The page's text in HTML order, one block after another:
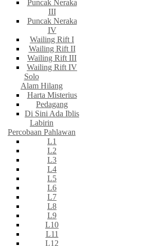
Puncak Neraka
III
Puncak Neraka
IV
Wailing Rift I
Wailing Rift II
Wailing Rift III
Wailing Rift IV
Solo
Alam Hilang
Harta Misterius
Pedagang
Di Sini Ada Iblis
Labirin
Percobaan Pahlawan
L1
L2
L3
L4
L5
L6
L7
L8
L9
L10
L11
L12